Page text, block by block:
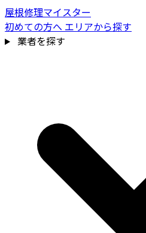
屋根修理マイスター
初めての方へ エリアから探す
業者を探す
費用相場を見